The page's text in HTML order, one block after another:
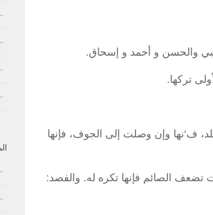
والحسن و أحمد و إسحاق.
تركها.
ف‘نها وإن وصلت إلى الجوف، فإنها
تضعف الصائم فإنها تكره له. والفصد: